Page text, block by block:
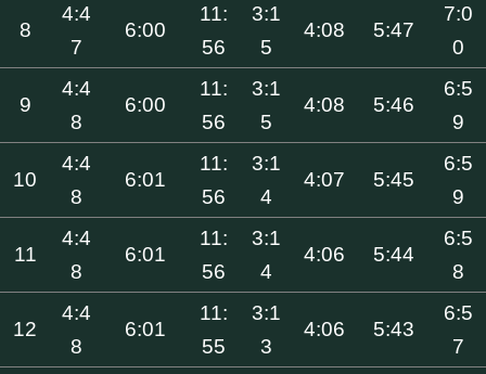
8
4:4
7
6:00
11:
56
3:1
5
4:08 5:47
7:0
0
9
4:4
8
6:00
11:
56
3:1
5
4:08 5:46
6:5
9
10
4:4
8
6:01
11:
56
3:1
4
4:07 5:45
6:5
9
11
4:4
8
6:01
11:
56
3:1
4
4:06 5:44
6:5
8
12
4:4
8
6:01
11:
55
3:1
3
4:06 5:43
6:5
7